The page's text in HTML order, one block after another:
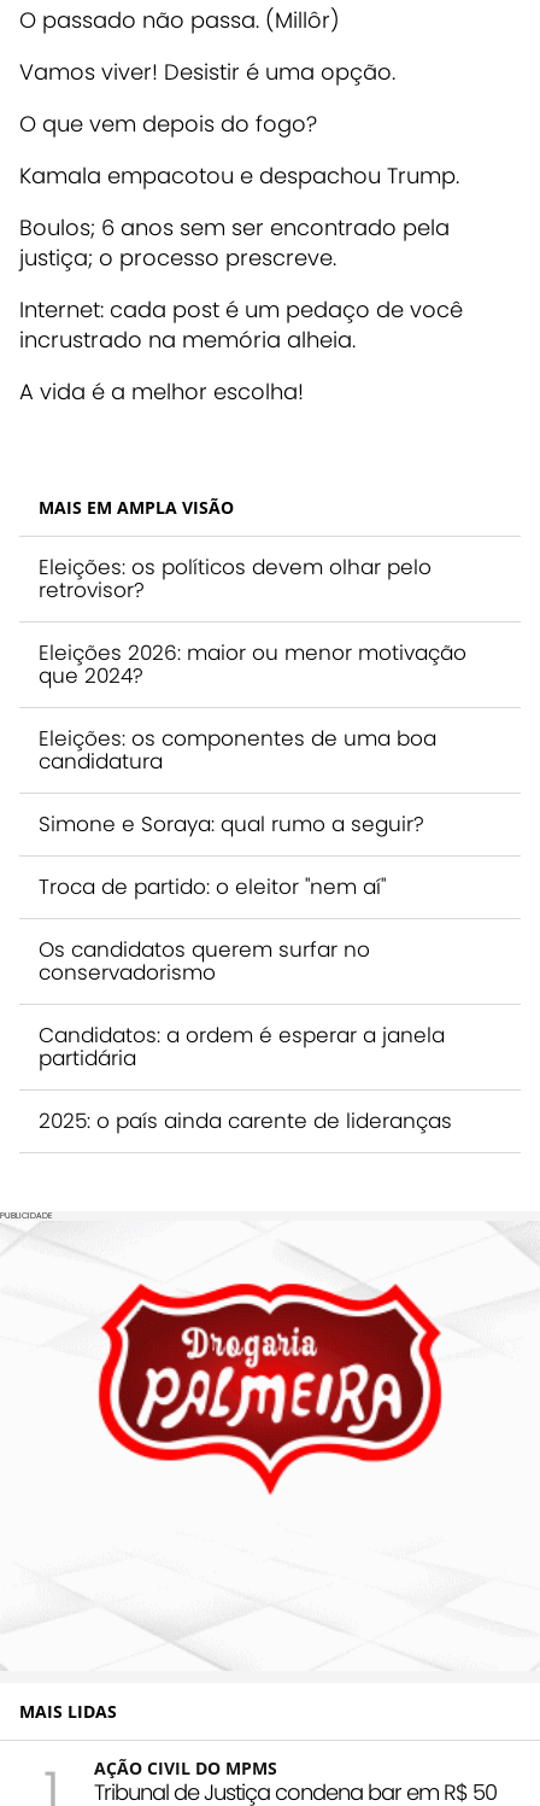
O passado não passa. (Millôr)
Vamos viver! Desistir é uma opção.
O que vem depois do fogo?
Kamala empacotou e despachou Trump.
Boulos; 6 anos sem ser encontrado pela
justiça; o processo prescreve.
Internet: cada post é um pedaço de você
incrustrado na memória alheia.
A vida é a melhor escolha!
MAIS EM AMPLA VISÃO
Eleições: os políticos devem olhar pelo
retrovisor?
Eleições 2026: maior ou menor motivação
que 2024?
Eleições: os componentes de uma boa
candidatura
Simone e Soraya: qual rumo a seguir?
Troca de partido: o eleitor "nem aí"
Os candidatos querem surfar no
conservadorismo
Candidatos: a ordem é esperar a janela
partidária
2025: o país ainda carente de lideranças
PUBLICIDADE
MAIS LIDAS
AÇÃO CIVIL DO MPMS
Tribunal de Justiça condena bar em R$ 50